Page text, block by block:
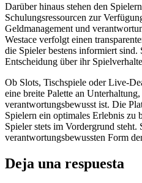
Darüber hinaus stehen den
Schulungsressourcen zur
Geldmanagement und
Westace verfolgt einen
die Spieler bestens informiert sind.
Entscheidung über ihr
Ob Slots, Tischspiele oder Live-
eine breite Palette an
verantwortungsbewusst ist. Die
Spielern ein optimales Erlebnis zu
Spieler stets im Vordergrund
verantwortungsbewussten Form
Deja una respuesta